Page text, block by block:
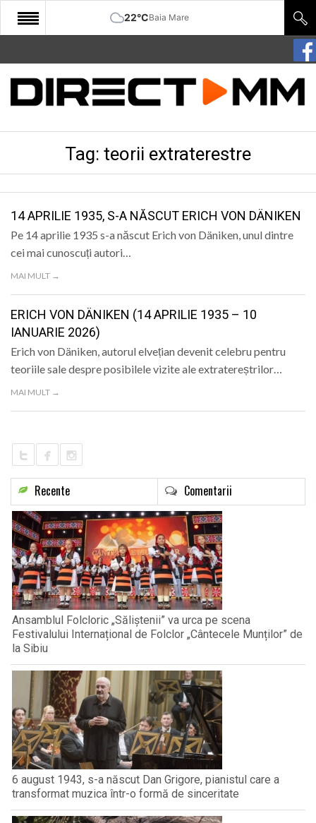
22°CBaia Mare
START
COMUNITATE
CULTURA
SANATATE
SPORT
POLITIC
LIFE
Tag: teorii extraterestre
14 APRILIE 1935, S-A NĂSCUT ERICH VON DÄNIKEN
Pe 14 aprilie 1935 s-a născut Erich von Däniken, unul dintre
cei mai cunoscuți autori…
MAI MULT →
ERICH VON DÄNIKEN (14 APRILIE 1935 – 10
IANUARIE 2026)
Erich von Däniken, autorul elvețian devenit celebru pentru
teoriile sale despre posibilele vizite ale extratereștrilor…
MAI MULT →
Recente Comentarii
Ansamblul Folcloric „Săliștenii” va urca pe scena
Festivalului Internațional de Folclor „Cântecele Munților” de
la Sibiu
6 august 1943, s-a născut Dan Grigore, pianistul care a
transformat muzica într-o formă de sinceritate